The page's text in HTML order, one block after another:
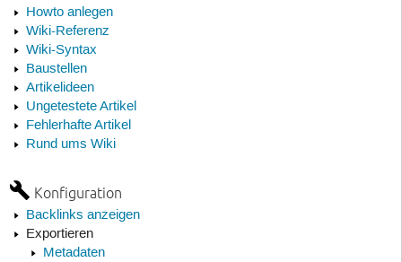
Howto anlegen
Wiki-Referenz
Wiki-Syntax
Baustellen
Artikelideen
Ungetestete Artikel
Fehlerhafte Artikel
Rund ums Wiki
Konfiguration
Backlinks anzeigen
Exportieren
Metadaten